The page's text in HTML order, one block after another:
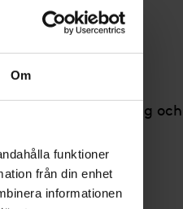
Om
funktioner
från din enhet
informationen
paket
Planering, samordning och
Omhändertagande